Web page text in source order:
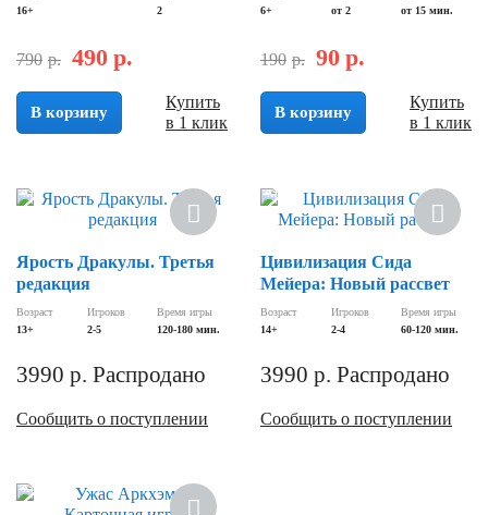
16+
2
790 р. 490 р.
В корзину
Купить
в 1 клик
6+
от 2
от 15 мин.
190 р. 90 р.
В корзину
Купить
в 1 клик
Хит
Ярость Дракулы. Третья
редакция
Возраст
13+
Игроков
2-5
Время игры
120-180 мин.
3990 р. Распродано
Сообщить о поступлении
Хит
Цивилизация Сида
Мейера: Новый рассвет
Возраст
14+
Игроков
2-4
Время игры
60-120 мин.
3990 р. Распродано
Сообщить о поступлении
Хит